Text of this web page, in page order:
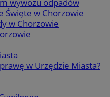
wywozu odpadów
Święte w Chorzowie
w Chorzowie
w Urzędzie Miasta?